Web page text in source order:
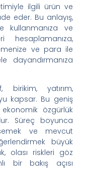
ilgili ürün ve
eder. Bu anlayış,
kullanmanıza ve
hesaplamanıza,
ve para ile
dayandırmanıza
birikim, yatırım,
kapsar. Bu geniş
özgürlük
Süreç boyunca
ve mevcut
büyük
olası riskleri göz
bir bakış açısı